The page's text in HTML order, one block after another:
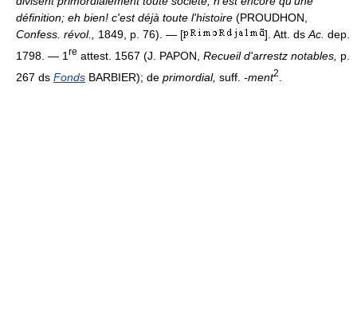
définition; eh bien! c'est déjà toute l'histoire (PROUDHON,
Confess. révol., 1849, p. 76). — [ ]. Att. dsAc. dep.
1798. — 1 re attest. 1567 (J. PAPON, Recueil d'arrestz notables, p.
267 ds Fonds BARBIER); de primordial, suff. -ment2